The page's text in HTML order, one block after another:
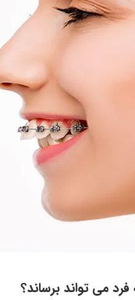
می تواند برساند؟